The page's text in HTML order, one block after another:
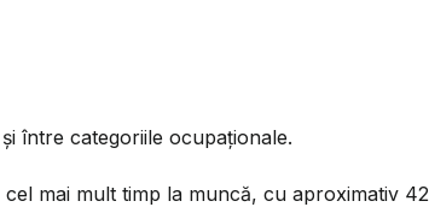
între categoriile ocupaționale.
mai mult timp la muncă, cu aproximativ 42